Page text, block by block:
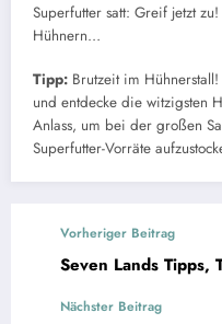
Superfutter satt: Greif jetzt
Hühnern…
Tipp: Brutzeit im
und entdecke die witzigsten
Anlass, um bei der großen
Superfutter-Vorräte
Vorheriger Beitrag
Seven Lands Tipps,
Nächster Beitrag